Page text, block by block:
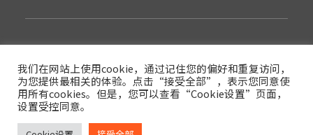
版权© 2022西安眼得乐医疗科技有限公司
陕ICP备17017591号-3
我们在网站上使用cookie，通过记住您的偏好和重复访问，
为您提供最相关的体验。点击“接受全部”，表示您同意使
用所有cookies。但是，您可以查看“Cookie设置”页面，
设置受控同意。